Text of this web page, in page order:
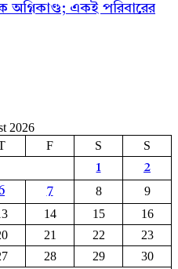
অগ্নিকাণ্ড; একই পরিবারের
2026
F S S
1
2
7 8
9
14 15
16
21 22
23
28 29
30